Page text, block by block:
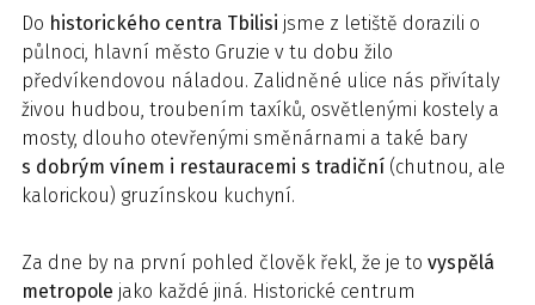
Do historického centra Tbilisi jsme z letiště dorazili o
půlnoci, hlavní město Gruzie v tu dobu žilo
předvíkendovou náladou. Zalidněné ulice nás přivítaly
živou hudbou, troubením taxíků, osvětlenými kostely a
mosty, dlouho otevřenými směnárnami a také bary
s dobrým vínem i restauracemi s tradiční (chutnou, ale
kalorickou) gruzínskou kuchyní.
Za dne by na první pohled člověk řekl, že je to vyspělá
metropole jako každé jiná. Historické centrum